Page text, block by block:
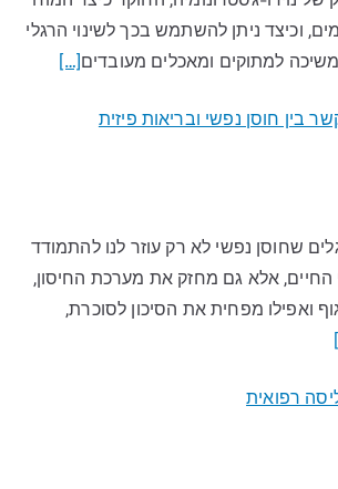
וכיצד ניתן להשתמש בכך לשינוי הרגלי
למתוקים ומאכלים מעובדים​[…]
בין חוסן נפשי ובריאות פיזית
שחוסן נפשי לא רק עוזר לנו להתמודד
החיים, אלא גם מחזק את מערכת החיסון,
ואפילו מפחית את הסיכון לסוכרת,
רפואית